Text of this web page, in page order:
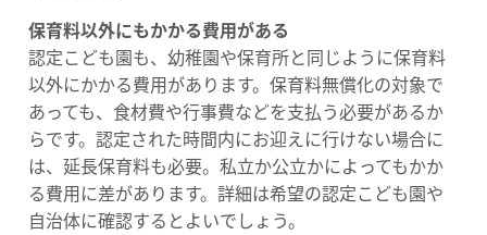
保育料以外にもかかる費用がある
認定こども園も、幼稚園や保育所と同じように保育料
以外にかかる費用があります。保育料無償化の対象で
あっても、食材費や行事費などを支払う必要があるか
らです。認定された時間内にお迎えに行けない場合に
は、延長保育料も必要。私立か公立かによってもかか
る費用に差があります。詳細は希望の認定こども園や
自治体に確認するとよいでしょう。